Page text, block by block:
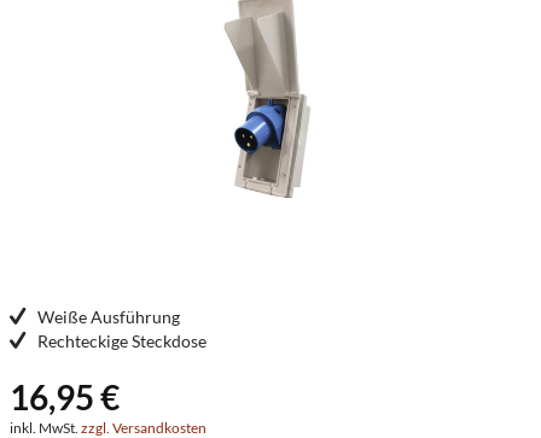
Weiße Ausführung
Rechteckige Steckdose
16,95 €
inkl. MwSt. zzgl. Versandkosten